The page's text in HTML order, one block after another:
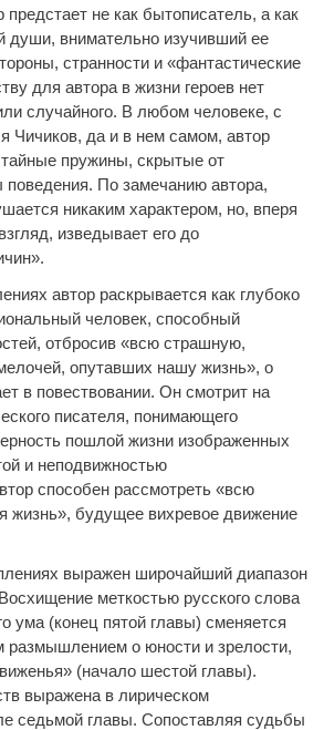
предстает не как бытописатель, а как
души, внимательно изучивший ее
странности и «фантастические
для автора в жизни героев нет
случайного. В любом человеке, с
Чичиков, да и в нем самом, автор
тайные пружины, скрытые от
поведения. По замечанию автора,
никаким характером, но, вперя
изведывает его до
автор раскрывается как глубоко
человек, способный
отбросив «всю страшную,
опутавших нашу жизнь», о
в повествовании. Он смотрит на
писателя, понимающего
пошлой жизни изображенных
и неподвижностью
способен рассмотреть «всю
жизнь», будущее вихревое движение
выражен широчайший диапазон
меткостью русского слова
ума (конец пятой главы) сменяется
размышлением о юности и зрелости,
(начало шестой главы).
выражена в лирическом
седьмой главы. Сопоставляя судьбы